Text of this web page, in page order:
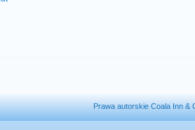
Prawa autorskie Coala Inn &